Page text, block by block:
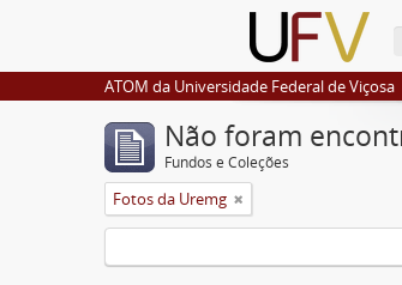
ATOM da Universidade Federal de Viçosa
Não foram
Fundos e Coleções
Fotos da Uremg